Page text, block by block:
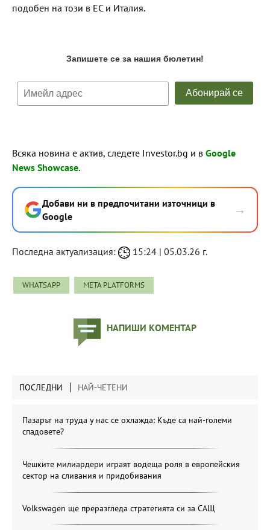
подобен на този в ЕС и Италия.
Всяка новина е актив, следете Investor.bg и в Google
News Showcase.
Добави ни в предпочитани източници в
Google
→
Последна актуализация: 15:24 | 05.03.26 г.
WHATSAPP META PLATFORMS
НАПИШИ КОМЕНТАР
ПОСЛЕДНИ НАЙ-ЧЕТЕНИ
Пазарът на труда у нас се охлажда: Къде са най-големи
спадовете?
Чешките милиардери играят водеща роля в европейския
сектор на сливания и придобивания
Volkswagen ще преразгледа стратегията си за САЩ